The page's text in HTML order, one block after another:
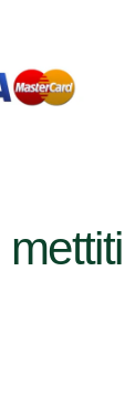
mettiti